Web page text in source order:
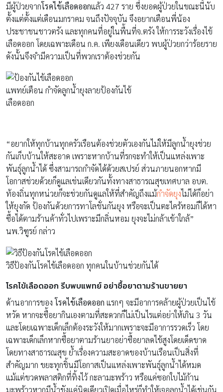
มีผู้ป่วยจากโรคไข้เลือดออกแล้ว 427 ราย ซึ่งยอดผู้ป่วยในขณะนี้นับ
ตั้งแต่ตั้งแต่เดือนมกราคม จนถึงปัจจุบัน จึงอยากเตือนพี่น้อง
ประชาชนชาวตรัง และทุกคนที่อยู่ในพื้นที่จ.ตรัง ให้การระวังเรื่องไข้
เลือดออก โดยเฉพาะเดือน ก.ค. เพียงเดือนเดียว พบผู้ป่วยกว่าร้อยราย
ดังนั้นจึงจำมีความเป็นที่พวกเราต้องช่วยกัน
แพทย์เตือน กำจัดลูกน้ำยุงลายป้องกันไข้
เลือดออก
“อยากให้ทุกบ้านทุกครัวเรือนต้องช่วยตัวเองกันไม่ให้มีลูกน้ำยุงช่วย
กันเก็บบ้านให้สะอาด เพราะหากบ้านที่รกจะทำให้เป็นแหล่งเพาะ
พันธุ์ลูกน้ำได้ ซึ่งสามารถกำจัดได้ด้วยสเปรย์ ส่วนภายนอกหากมี
โอกาสช่วยด้วยก็ดูแลเช่นเดียวกันทั้งทางสาธารณสุขเทศบาล อบต.
ท้องถิ่นทุกหน่วยก็จะช่วยกันดูแลให้ที่สำคัญถึงแม้กำจัดยุงไม่ได้ก็อย่า
ให้ยุงกัด ป้องกันด้วยการทาโลชั่นกันยุง หรือจะเป็นตะไคร้หอมก็ได้หา
ซื้อได้ตามร้านค้าทั่วไปเพราะมีกลิ่นหอม ยุงจะไม่กล้าเข้าใกล้”
นพ.วิฑูรย์ กล่าว
วิธีป้องกันโรคไข้เลือดออก ทุกคนในบ้านช่วยกันได้
โรคไข้เลือดออก รีบพบแพทย์ อย่าซื้อยาตามร้านขายยา
ด้านอาการของโรคไข้เลือดออก แรกๆ จะมีอาการคล้ายผู้ป่วยเป็นไข้
หวัด หากจะซื้อยากินเองตามที่สะดวกก็ไม่เป็นไรแต่อย่าให้เกิน 3 วัน
และโดยเฉพาะเด็กเล็กต้องระวังให้มากเพราะจะมีอาการรวดเร็ว โดย
เฉพาะเด็กเล็กหากซื้อยาตามร้านยาอย่าซื้อยาลดไข้สูงโดยเด็ดขาด
โดยทางสาธารณสุข ย้ำเรื่องความสะอาดของบ้านเรือนเป็นสิ่งที่
สำคัญมาก ขยะทุกชิ้นมีโอกาสเป็นแหล่งเพาะพันธุ์ลูกน้ำได้หมด
แม้แต่ขวดพลาสติกที่ทิ้งไว้ กะลามะพร้าว หรือแค่ซอกใบไม้ก้าน
มะพร้าวหากมีน้ำขังแค่นิดเดียวเปิดเมื่อไหร่ก็ทำให้เจอลูกน้ำได้เช่นกัน